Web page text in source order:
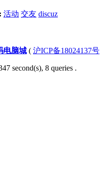
活动 交友 discuz
电脑城 ( 沪ICP备18024137号
second(s), 8 queries .